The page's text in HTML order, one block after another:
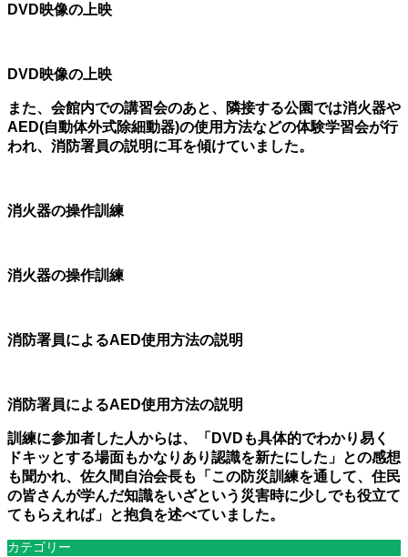
DVD映像の上映
DVD映像の上映
また、会館内での講習会のあと、隣接する公園では消火器や
AED(自動体外式除細動器)の使用方法などの体験学習会が行
われ、消防署員の説明に耳を傾けていました。
消火器の操作訓練
消火器の操作訓練
消防署員によるAED使用方法の説明
消防署員によるAED使用方法の説明
訓練に参加者した人からは、「DVDも具体的でわかり易く
ドキッとする場面もかなりあり認識を新たにした」との感想
も聞かれ、佐久間自治会長も「この防災訓練を通して、住民
の皆さんが学んだ知識をいざという災害時に少しでも役立て
てもらえれば」と抱負を述べていました。
カテゴリー